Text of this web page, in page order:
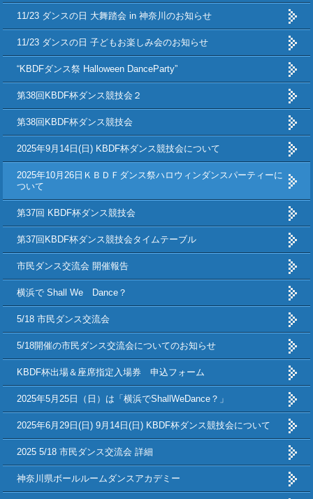
11/23 ダンスの日 大舞踏会 in 神奈川のお知らせ
11/23 ダンスの日 子どもお楽しみ会のお知らせ
“KBDFダンス祭 Halloween DanceParty”
第38回KBDF杯ダンス競技会２
第38回KBDF杯ダンス競技会
2025年9月14日(日) KBDF杯ダンス競技会について
2025年10月26日ＫＢＤＦダンス祭ハロウィンダンスパーティーに
ついて
第37回 KBDF杯ダンス競技会
第37回KBDF杯ダンス競技会タイムテーブル
市民ダンス交流会 開催報告
横浜で Shall We Dance？
5/18 市民ダンス交流会
5/18開催の市民ダンス交流会についてのお知らせ
KBDF杯出場＆座席指定入場券 申込フォーム
2025年5月25日（日）は「横浜でShallWeDance？」
2025年6月29日(日) 9月14日(日) KBDF杯ダンス競技会について
2025 5/18 市民ダンス交流会 詳細
神奈川県ボールルームダンスアカデミー